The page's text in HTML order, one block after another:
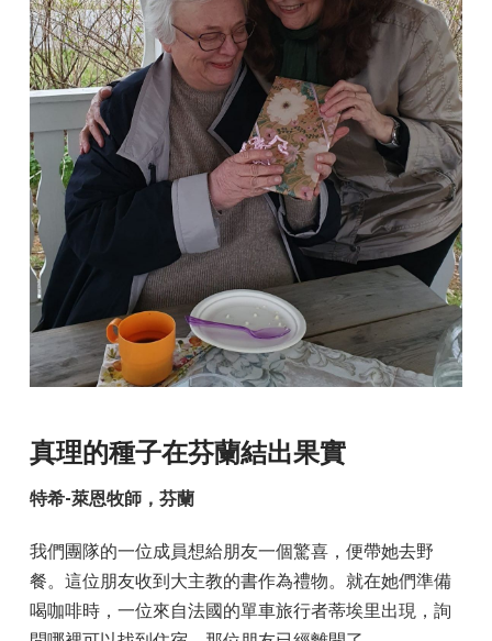
真理的種子在芬蘭結出果實
特希-萊恩牧師，芬蘭
我們團隊的一位成員想給朋友一個驚喜，便帶她去野
餐。這位朋友收到大主教的書作為禮物。就在她們準備
喝咖啡時，一位來自法國的單車旅行者蒂埃里出現，詢